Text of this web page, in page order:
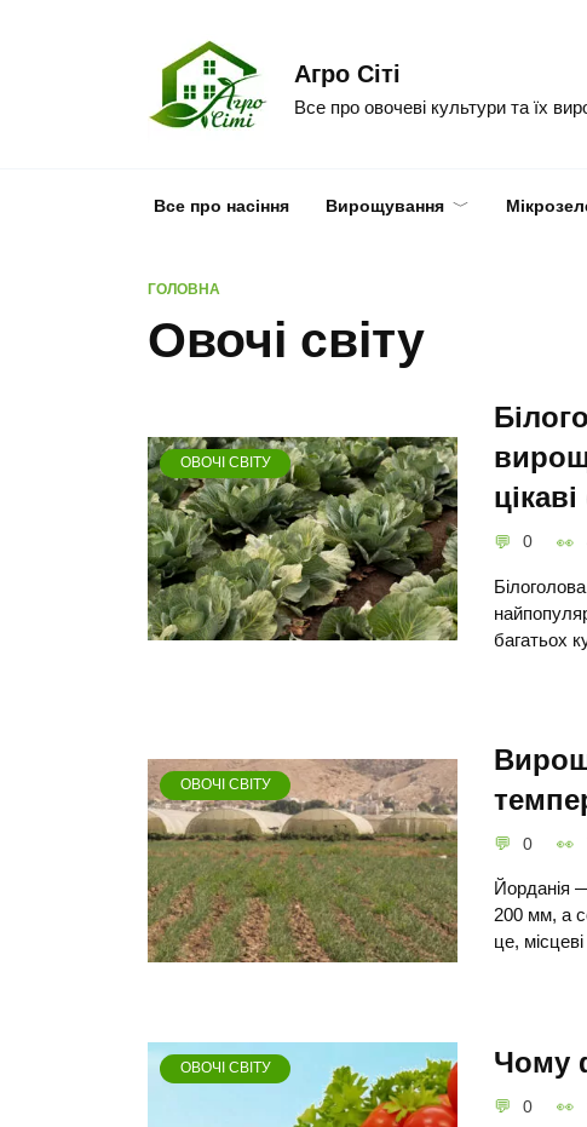
Агро Сіті
Все про овочеві культури та їх
Все про насіння Вирощування
ГОЛОВНА
Овочі світу
ОВОЧІ СВІТУ
0
багатьох
ОВОЧІ СВІТУ
0
Йорданія
200 мм, а
це,
ОВОЧІ СВІТУ Чому
0